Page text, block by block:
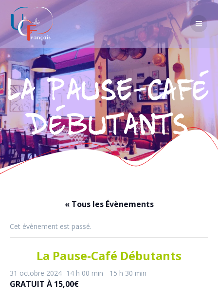
La Pause-Café
Débutants
« Tous les Évènements
Cet évènement est passé.
La Pause-Café Débutants
31 octobre 2024- 14 h 00 min - 15 h 30 min
GRATUIT À 15,00€